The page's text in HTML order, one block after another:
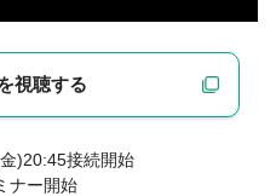
視聴する
)20:45接続開始
ナー開始